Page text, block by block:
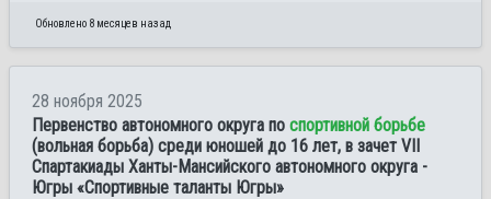
Обновлено 8 месяцев назад
28 ноября 2025
Первенство автономного округа по спортивной борьбе
(вольная борьба) среди юношей до 16 лет, в зачет VII
Спартакиады Ханты-Мансийского автономного округа -
Югры «Спортивные таланты Югры»